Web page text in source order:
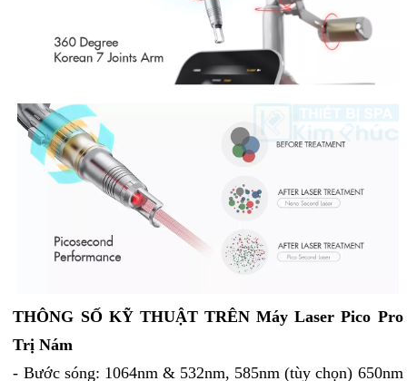
THÔNG SỐ KỸ THUẬT TRÊN Máy Laser Pico Pro
Trị Nám
- Bước sóng: 1064nm & 532nm, 585nm (tùy chọn) 650nm